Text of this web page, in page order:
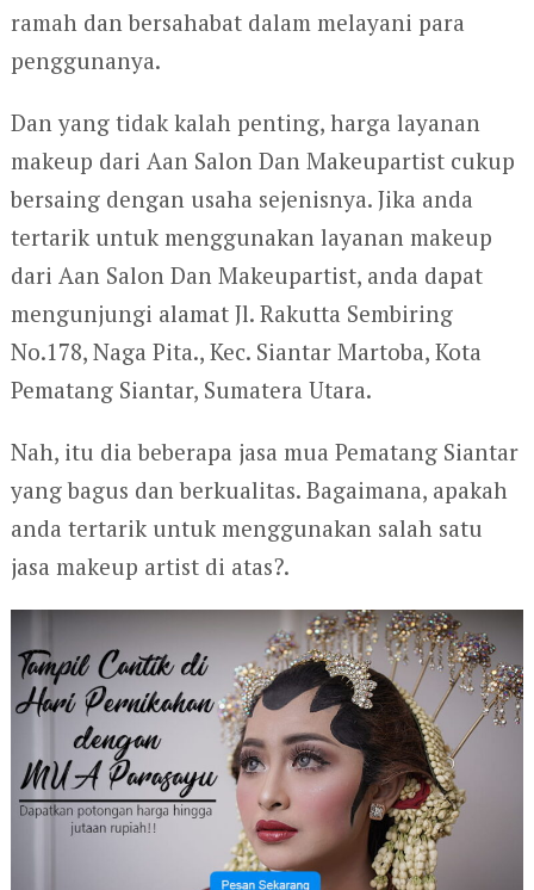
ramah dan bersahabat dalam melayani para
penggunanya.
Dan yang tidak kalah penting, harga layanan
makeup dari Aan Salon Dan Makeupartist cukup
bersaing dengan usaha sejenisnya. Jika anda
tertarik untuk menggunakan layanan makeup
dari Aan Salon Dan Makeupartist, anda dapat
mengunjungi alamat Jl. Rakutta Sembiring
No.178, Naga Pita., Kec. Siantar Martoba, Kota
Pematang Siantar, Sumatera Utara.
Nah, itu dia beberapa jasa mua Pematang Siantar
yang bagus dan berkualitas. Bagaimana, apakah
anda tertarik untuk menggunakan salah satu
jasa makeup artist di atas?.